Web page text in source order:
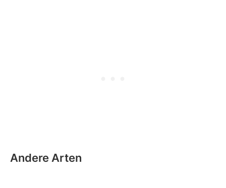
Andere Arten